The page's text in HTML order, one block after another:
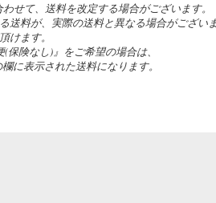
せて、送料を改定する場合がございます。
送料が、実際の送料と異なる場合がございま
けます。
険なし)』をご希望の場合は、
欄に表示された送料になります。